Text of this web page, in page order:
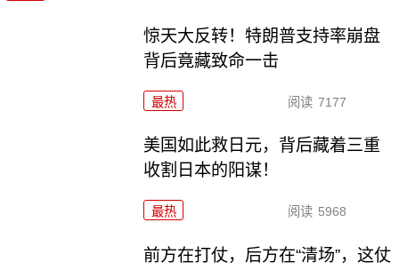
惊天大反转！特朗普支持率崩盘
背后竟藏致命一击
最热 阅读 7177
美国如此救日元，背后藏着三重
收割日本的阳谋！
最热 阅读 5968
前方在打仗，后方在“清场”，这仗